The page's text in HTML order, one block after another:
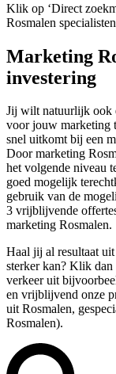
Klik op ‘Direct
Rosmalen
Marketing
investering
Jij wilt natuurlijk ook
voor jouw marketing
snel uitkomt bij een
Door marketing
het volgende niveau
goed mogelijk
gebruik van de
3 vrijblijvende
marketing Rosmalen.
Haal jij al resultaat
sterker kan? Klik dan
verkeer uit
en vrijblijvend onze
uit Rosmalen,
Rosmalen).